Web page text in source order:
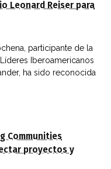
Leonard Reiser para
participante de la
Iberoamericanos
ha sido reconocida
Communities
proyectos y